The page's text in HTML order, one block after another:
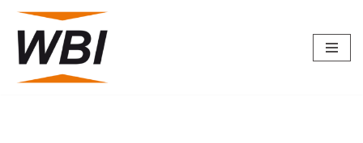
Zum
Inhalt
springen